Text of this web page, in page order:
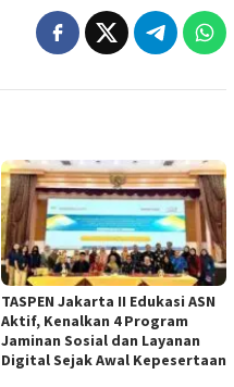
TASPEN Jakarta II Edukasi ASN
Aktif, Kenalkan 4 Program
Jaminan Sosial dan Layanan
Digital Sejak Awal Kepesertaan